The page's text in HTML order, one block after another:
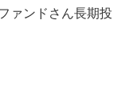
ァンドさん長期投